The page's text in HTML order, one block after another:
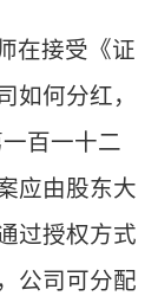
在接受《证
如何分红，
百一十二
应由股东大
过授权方式
公司可分配